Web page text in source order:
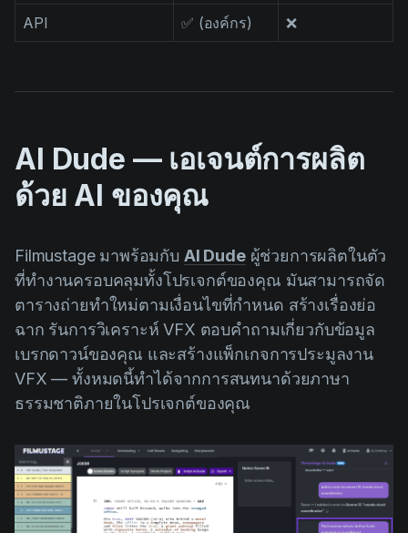
API ✅ (องค์กร) ❌
AI Dude — เอเจนต์การผลิต
ด้วย AI ของคุณ
Filmustage มาพร้อมกับ AI Dudeผู้ช่วยการผลิตในตัว
ที่ทำงานครอบคลุมทั้งโปรเจกต์ของคุณ มันสามารถจัด
ตารางถ่ายทำใหม่ตามเงื่อนไขที่กำหนด สร้างเรื่องย่อ
ฉาก รันการวิเคราะห์ VFX ตอบคำถามเกี่ยวกับข้อมูล
เบรกดาวน์ของคุณ และสร้างแพ็กเกจการประมูลงาน
VFX — ทั้งหมดนี้ทำได้จากการสนทนาด้วยภาษา
ธรรมชาติภายในโปรเจกต์ของคุณ